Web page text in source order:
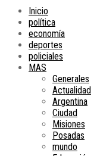
Inicio
política
economía
deportes
policiales
MAS
Generales
Actualidad
Argentina
Ciudad
Misiones
Posadas
mundo